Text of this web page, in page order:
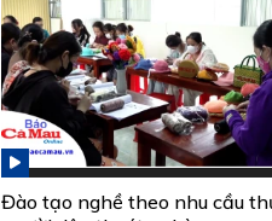
Đào tạo nghề theo nhu cầu